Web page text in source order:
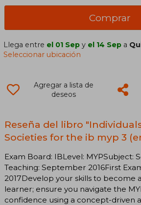
Comprar
Llega entre el 01 Sep y el 14 Sep a
Seleccionar ubicación
Agregar a lista de
deseos
Reseña del libro
Societies for the ib myp 3
Exam Board: IBLevel: MYPSubject:
Teaching: September 2016First
2017Develop your skills to become
learner; ensure you navigate the
confidence using a concept-driven